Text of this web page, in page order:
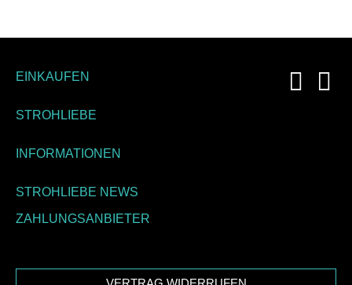
EINKAUFEN
STROHLIEBE
INFORMATIONEN
STROHLIEBE NEWS
ZAHLUNGSANBIETER